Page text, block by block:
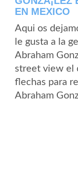
EN MEXICO
Aqui os
le gusta a la
Abraham
street view el
flechas para
Abraham